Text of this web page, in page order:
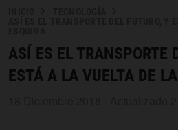
ASÍ ES EL TRANSPORTE
ESTÁ A LA VUELTA DE